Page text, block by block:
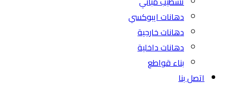
دهانات ايبوكسي
دهانات خارجية
دهانات داخلية
بناء قواطع
اتصل بنا